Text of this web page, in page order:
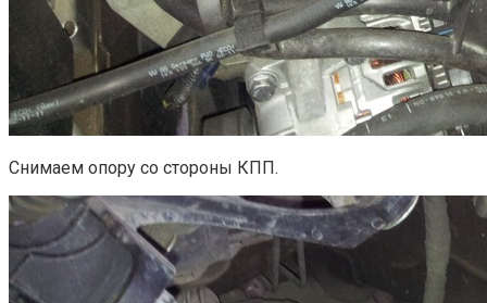
Снимаем опору со стороны КПП.